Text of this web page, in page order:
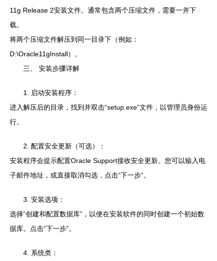
11g Release 2安装文件。通常包含两个压缩文件，需要一并下
载。
将两个压缩文件解压到同一目录下（例如：
D:\Oracle11gInstall）。
三、 安装步骤详解
1. 启动安装程序：
进入解压后的目录，找到并双击“setup.exe”文件，以管理员身份运
行。
2. 配置安全更新（可选）：
安装程序会提示配置Oracle Support接收安全更新。您可以输入电
子邮件地址，或直接取消勾选，点击“下一步”。
3. 安装选项：
选择“创建和配置数据库”，以便在安装软件的同时创建一个初始数
据库。点击“下一步”。
4. 系统类：